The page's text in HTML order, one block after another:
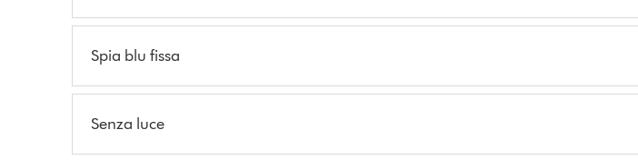
Spia blu fissa
Senza luce